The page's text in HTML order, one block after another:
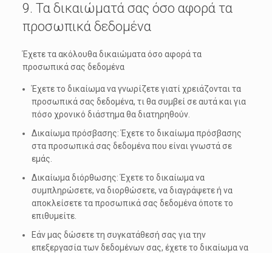
9. Τα δικαιώματά σας όσο αφορά τα
προσωπικά δεδομένα
Έχετε τα ακόλουθα δικαιώματα όσο αφορά τα
προσωπικά σας δεδομένα
Έχετε το δικαίωμα να γνωρίζετε γιατί χρειάζονται τα
προσωπικά σας δεδομένα, τι θα συμβεί σε αυτά και για
πόσο χρονικό διάστημα θα διατηρηθούν.
Δικαίωμα πρόσβασης: Έχετε το δικαίωμα πρόσβασης
στα προσωπικά σας δεδομένα που είναι γνωστά σε
εμάς.
Δικαίωμα διόρθωσης: Έχετε το δικαίωμα να
συμπληρώσετε, να διορθώσετε, να διαγράψετε ή να
αποκλείσετε τα προσωπικά σας δεδομένα όποτε το
επιθυμείτε.
Εάν μας δώσετε τη συγκατάθεσή σας για την
επεξεργασία των δεδομένων σας, έχετε το δικαίωμα να